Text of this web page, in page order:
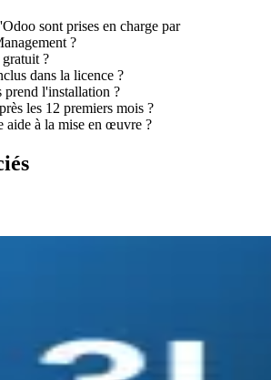
sont prises en charge par
?
?
dans la licence ?
prend l'installation ?
les 12 premiers mois ?
aide à la mise en œuvre ?